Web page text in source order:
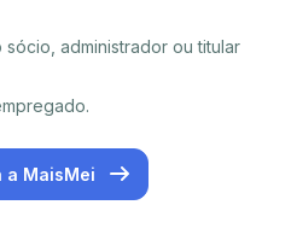
administrador ou titular
a MaisMei